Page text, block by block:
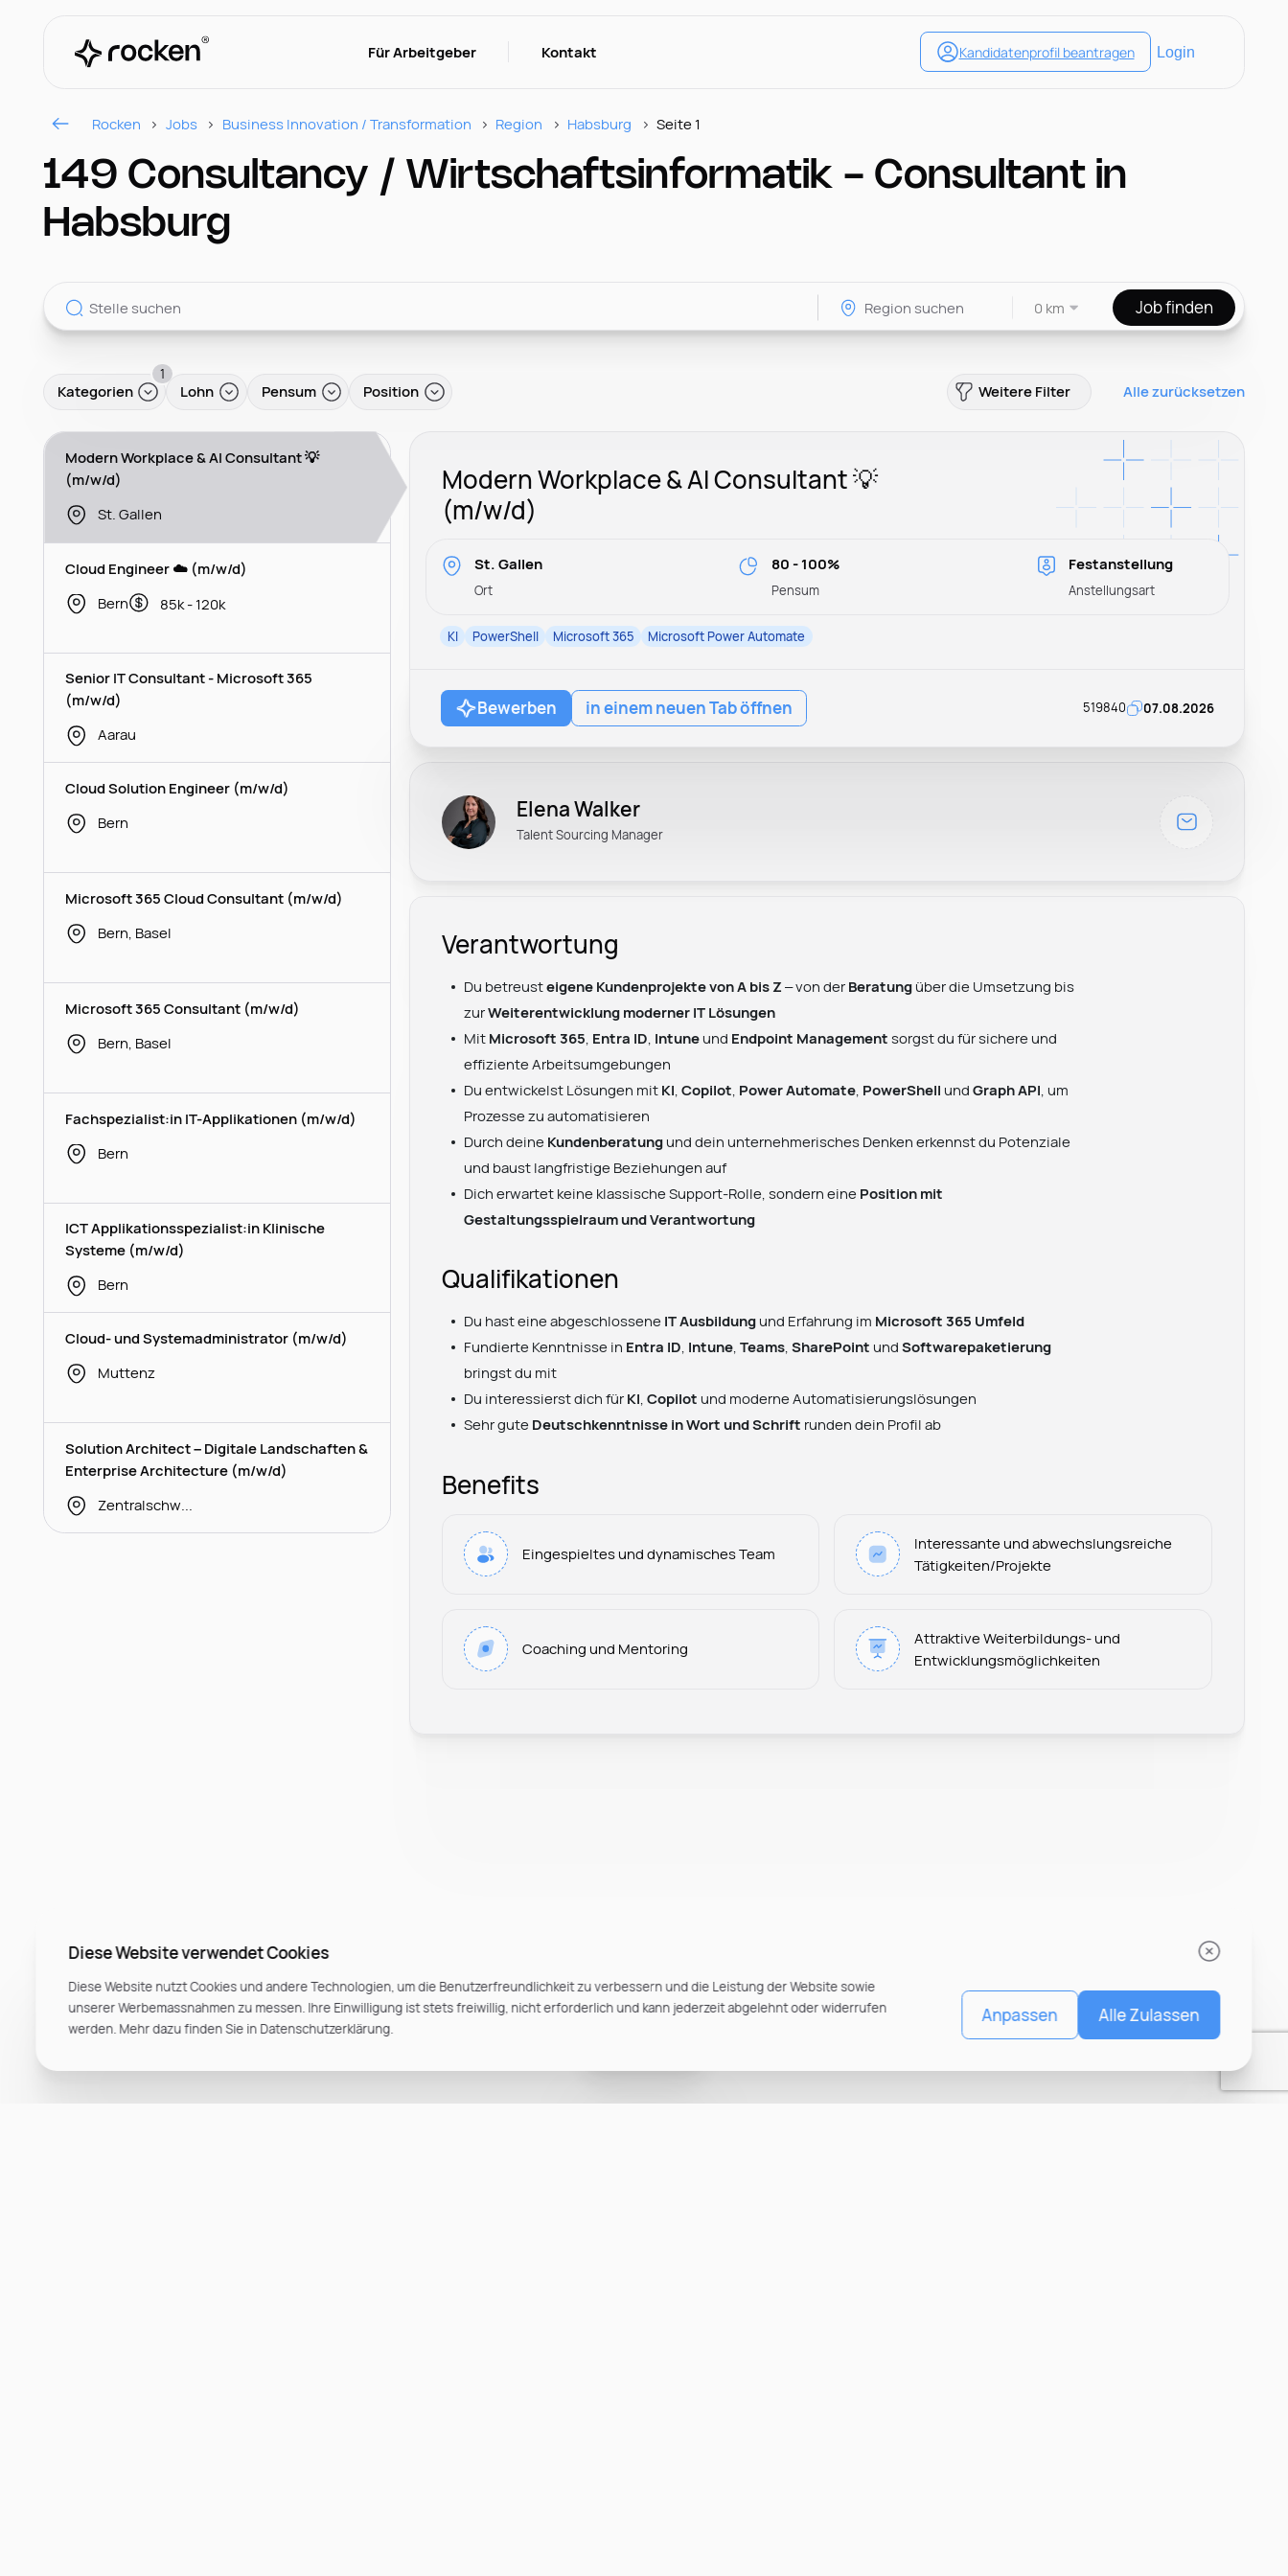
Für Arbeitgeber Kontakt
Rocken Jobs Business Innovation / Transformation Region Habsburg Seite 1
149 Consultancy / Wirtschaftsinformatik - Consultant in
Habsburg
0 km Job finden
Kategorien
1
Lohn Pensum Position Weitere Filter Alle zurücksetzen
Modern Workplace & AI Consultant 💡
(m/w/d)
St. Gallen
Cloud Engineer ☁️ (m/w/d)
Bern
85k - 120k
Senior IT Consultant - Microsoft 365
(m/w/d)
Aarau
Cloud Solution Engineer (m/w/d)
Bern
Microsoft 365 Cloud Consultant (m/w/d)
Bern, Basel
Microsoft 365 Consultant (m/w/d)
Bern, Basel
Fachspezialist:in IT-Applikationen (m/w/d)
Bern
ICT Applikationsspezialist:in Klinische
Systeme (m/w/d)
Bern
Cloud- und Systemadministrator (m/w/d)
Muttenz
Solution Architect – Digitale Landschaften &
Enterprise Architecture (m/w/d)
Modern Workplace & AI Consultant 💡
(m/w/d)
St. Gallen
Ort
80 - 100%
Pensum
Festanstellung
Anstellungsart
KI PowerShell Microsoft 365 Microsoft Power Automate
Bewerben in einem neuen Tab öffnen 519840 07.08.2026
Elena Walker
Talent Sourcing Manager
Verantwortung
Du betreusteigene Kundenprojekte von A bis Z – von der Beratung über die Umsetzung bis
zurWeiterentwicklung moderner IT Lösungen
Mit Microsoft 365 Entra ID Intune und Endpoint Management sorgst du für sichere und
effiziente Arbeitsumgebungen
Du entwickelst Lösungen mit KI ,Copilot Power Automate PowerShell undGraph API , um
Prozesse zu automatisieren
Durch deine Kundenberatung und dein unternehmerisches Denken erkennst du Potenziale
und baust langfristige Beziehungen auf
Dich erwartet keine klassische Support-Rolle, sondern eine Position mit
Gestaltungsspielraum und Verantwortung
Qualifikationen
Du hast eine abgeschlossene IT Ausbildung und Erfahrung im Microsoft 365 Umfeld
Fundierte Kenntnisse in Entra ID, Intune,Teams,SharePoint undSoftwarepaketierung
bringst du mit
Du interessierst dich für KI,Copilot und moderne Automatisierungslösungen
Sehr gute Deutschkenntnisse in Wort und Schrift runden dein Profil ab
Benefits
Eingespieltes und dynamisches Team
Interessante und abwechslungsreiche
Tätigkeiten/Projekte
Coaching und Mentoring
Attraktive Weiterbildungs- und
Entwicklungsmöglichkeiten
Leonard Ramin
Recruiter at Rocken
Diese Website verwendet Cookies
Diese Website nutzt Cookies und andere Technologien, um die Benutzerfreundlichkeit zu verbessern und die Leistung der Website sowie
unserer Werbemassnahmen zu messen. Ihre Einwilligung ist stets freiwillig, nicht erforderlich und kann jederzeit abgelehnt oder widerrufen
werden. Mehr dazu finden Sie in Datenschutzerklärung.
Anpassen Alle Zulassen